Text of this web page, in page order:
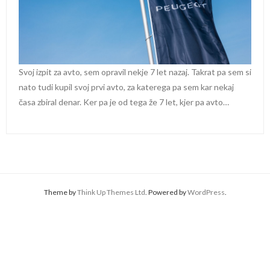
Svoj izpit za avto, sem opravil nekje 7 let nazaj. Takrat pa sem si
nato tudi kupil svoj prvi avto, za katerega pa sem kar nekaj
časa zbiral denar. Ker pa je od tega že 7 let, kjer pa avto…
Theme byThink Up Themes Ltd. Powered byWordPress.